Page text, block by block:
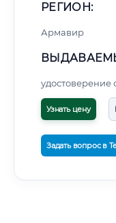
РЕГИОН:
Армавир
Узнать цену
Задать вопрос в